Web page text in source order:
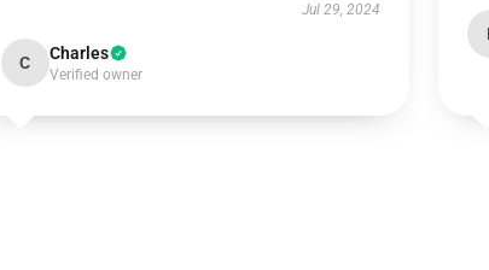
Jul 29, 2024
C Charles
Verified owner